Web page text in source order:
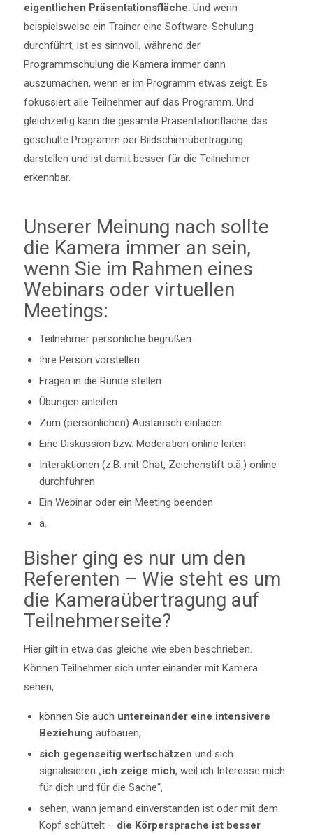
eigentlichen Präsentationsfläche . Und wenn
beispielsweise ein Trainer eine Software-Schulung
durchführt, ist es sinnvoll, während der
Programmschulung die Kamera immer dann
auszumachen, wenn er im Programm etwas zeigt. Es
fokussiert alle Teilnehmer auf das Programm. Und
gleichzeitig kann die gesamte Präsentationfläche das
geschulte Programm per Bildschirmübertragung
darstellen und ist damit besser für die Teilnehmer
erkennbar.
Unserer Meinung nach sollte
die Kamera immer an sein,
wenn Sie im Rahmen eines
Webinars oder virtuellen
Meetings:
Teilnehmer persönliche begrüßen
Ihre Person vorstellen
Fragen in die Runde stellen
Übungen anleiten
Zum (persönlichen) Austausch einladen
Eine Diskussion bzw. Moderation online leiten
Interaktionen (z.B. mit Chat, Zeichenstift o.ä.) online
durchführen
Ein Webinar oder ein Meeting beenden
ä.
Bisher ging es nur um den
Referenten – Wie steht es um
die Kameraübertragung auf
Teilnehmerseite?
Hier gilt in etwa das gleiche wie eben beschrieben.
Können Teilnehmer sich unter einander mit Kamera
sehen,
können Sie auch untereinander eine intensivere
Beziehung aufbauen,
sich gegenseitig wertschätzen und sich
signalisieren „ich zeige mich, weil ich Interesse mich
für dich und für die Sache“,
sehen, wann jemand einverstanden ist oder mit dem
Kopf schüttelt – die Körpersprache ist besser